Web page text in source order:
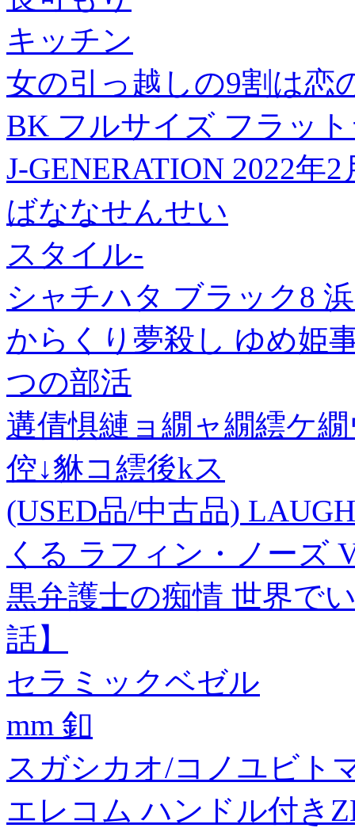
キッチン
女の引っ越しの9割は恋
BK フルサイズ フラッ
J-GENERATION 2022年2
ばななせんせい
スタイル-
シャチハタ ブラック8
からくり夢殺し ゆめ姫
つの部活
遘倩惧縺ョ繝ャ繝繧ケ
倥↓貅コ繧後kス
(USED品/中古品)
くる ラフィン・ノーズ
黒弁護士の痴情 世界で
話】
セラミックベゼル
mm 釦
スガシカオ/コノユビト
エレコム ハンドル付き